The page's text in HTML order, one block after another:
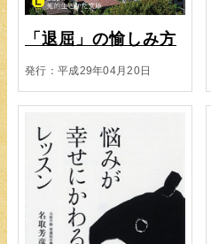
「退屈」の愉しみ方
発行：平成29年04月20日